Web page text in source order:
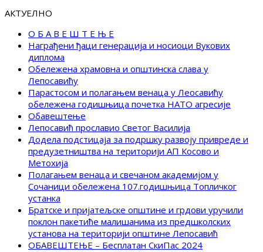
АКТУЕЛНО
О Б А В Е Ш Т Е Њ Е
Награђени ђаци генерација и носиоци Вукових
диплома
Обележена храмовна и општинска слава у
Лепосавићу
Парастосом и полагањем венаца у Леосавићу
обележена годишњица почетка НАТО агресије
Обавештење
Лепосавић прославио Светог Василија
Додела подстицаја за подршку развоју привреде и
предузетништва на територији АП Косово и
Метохија
Полагањем венаца и свечаном академијом у
Сочаници обележена 107.годишњица Топличког
устанка
Братске и пријатељске општине и грдови уручили
поклон пакетиће малишанима из предшколских
установа на територији општине Лепосавић
ОБАВЕШТЕЊЕ – Бесплатан СкиПас 2024